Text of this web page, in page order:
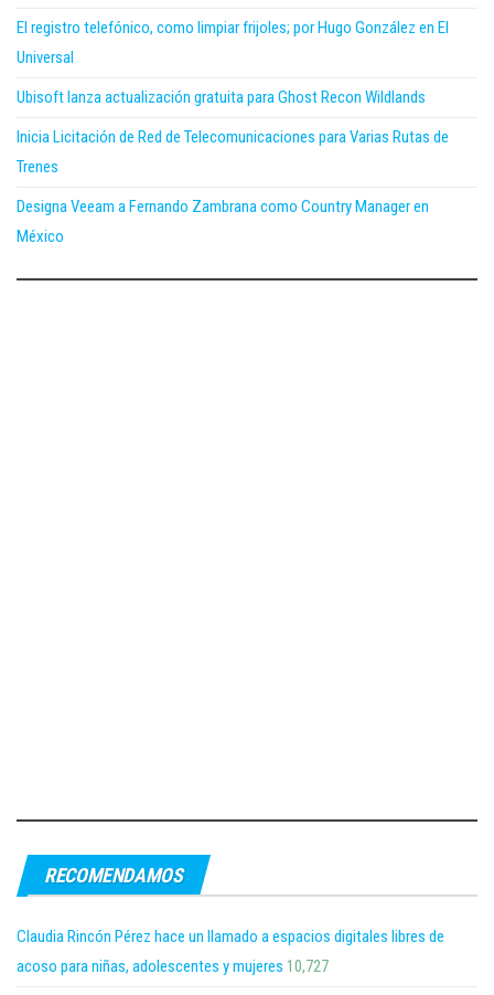
El registro telefónico, como limpiar frijoles; por Hugo González en El
Universal
Ubisoft lanza actualización gratuita para Ghost Recon Wildlands
Inicia Licitación de Red de Telecomunicaciones para Varias Rutas de
Trenes
Designa Veeam a Fernando Zambrana como Country Manager en
México
RECOMENDAMOS
Claudia Rincón Pérez hace un llamado a espacios digitales libres de
acoso para niñas, adolescentes y mujeres 10,727